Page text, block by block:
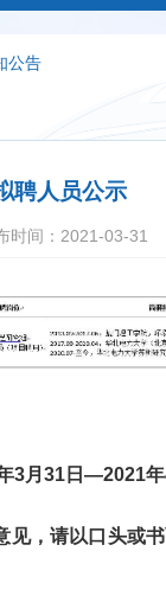
公告
聘人员公示
时间：2021-03-31
3月 31 日—2021年
见，请以口头或